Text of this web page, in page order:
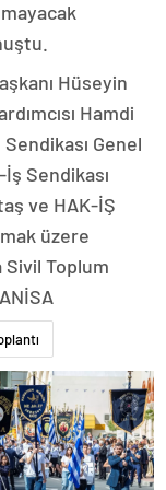
Hüseyin
Hamdi
Genel
Sendikası
ve HAK-İŞ
üzere
Sivil Toplum